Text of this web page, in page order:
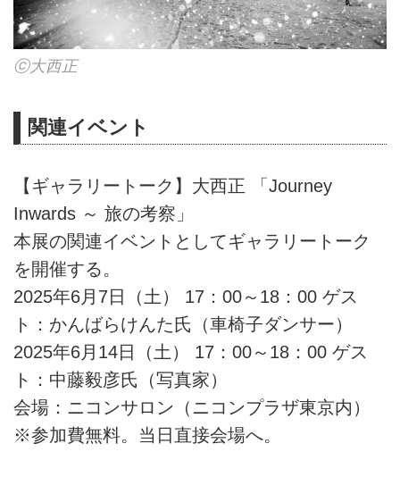
ⓒ大西正
関連イベント
【ギャラリートーク】大西正 「Journey
Inwards ～ 旅の考察」
本展の関連イベントとしてギャラリートーク
を開催する。
2025年6月7日（土） 17：00～18：00 ゲス
ト：かんばらけんた氏（車椅子ダンサー）
2025年6月14日（土） 17：00～18：00 ゲス
ト：中藤毅彦氏（写真家）
会場：ニコンサロン（ニコンプラザ東京内）
※参加費無料。当日直接会場へ。